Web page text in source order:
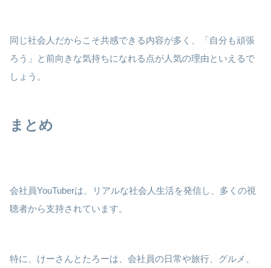
同じ社会人だからこそ共感できる内容が多く、「自分も頑張
ろう」と前向きな気持ちになれる点が人気の理由といえるで
しょう。
まとめ
会社員YouTuberは、リアルな社会人生活を発信し、多くの視
聴者から支持されています。
特に、けーさんとたろーは、会社員の日常や旅行、グルメ、